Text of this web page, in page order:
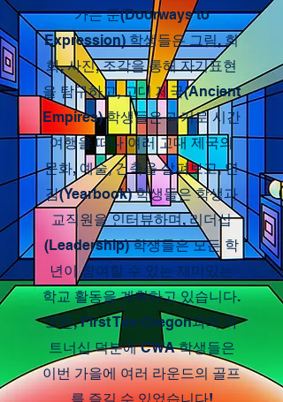
가는 문(Doorways to
Expression) 학생들은 그림, 회
화, 사진, 조각을 통해 자기표현
을 탐구하고, 고대 제국(Ancient
Empires) 학생들은 과거로 시간
여행을 떠나 여러 고대 제국의
문화, 예술, 건축을 살펴보고, 연
감(Yearbook) 학생들은 학생과
교직원을 인터뷰하며, 리더십
(Leadership) 학생들은 모든 학
년이 참여할 수 있는 재미있는
학교 활동을 계획하고 있습니다.
또한, First Tee-Oregon과의 파
트너십 덕분에 CWA 학생들은
이번 가을에 여러 라운드의 골프